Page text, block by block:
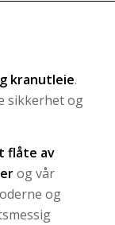
kranutleie.
sikkerhet og
flåte av
og vår
og